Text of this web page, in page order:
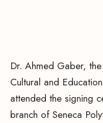
Dr. Ahmed Gaber,
Cultural and
attended the signing
branch of Seneca